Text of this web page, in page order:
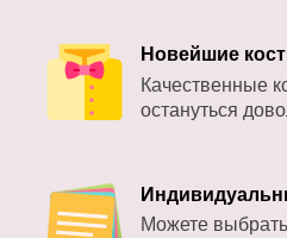
Новейшие
Качественные
остануться
Можете